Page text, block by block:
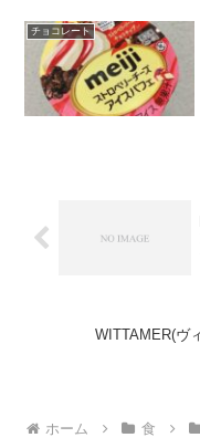
チョコレート
WITTAMER(ヴ
ホーム 食